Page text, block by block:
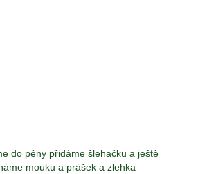
do pěny přidáme šlehačku a ještě
mouku a prášek a zlehka